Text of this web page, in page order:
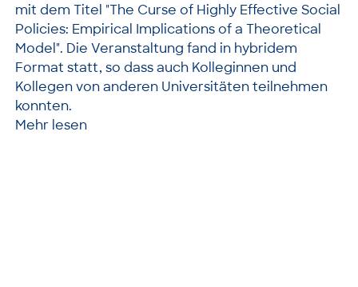
mit dem Titel "The Curse of Highly Effective Social
Policies: Empirical Implications of a Theoretical
Model". Die Veranstaltung fand in hybridem
Format statt, so dass auch Kolleginnen und
Kollegen von anderen Universitäten teilnehmen
konnten.
Mehr lesen